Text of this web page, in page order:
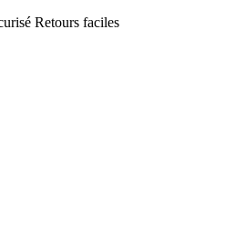
Retours faciles